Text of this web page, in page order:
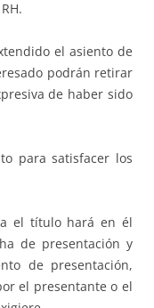
el asiento de
podrán retirar
de haber sido
para satisfacer los
el título hará en él
de presentación y
de presentación,
el presentante o el